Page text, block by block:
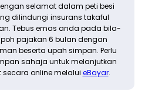
selamat dalam peti besi
dilindungi insurans takaful
Tebus emas anda pada bila-
pajakan 6 bulan dengan
beserta upah simpan. Perlu
sahaja untuk melanjutkan
online melalui eBayar.